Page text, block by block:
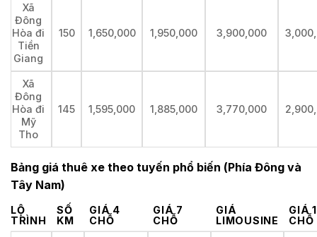
Xã
Đông
Hòa đi
Tiền
Giang
150 1,650,000 1,950,000 3,900,000
Xã
Đông
Hòa đi
Mỹ
Tho
145 1,595,000 1,885,000 3,770,000
Bảng giá thuê xe theo tuyến phổ biến (Phía Đông và
Tây Nam)
LỘ
TRÌNH
SỐ
KM
GIÁ 4
CHỖ
GIÁ 7
CHỖ
GIÁ
LIMOUSINE
GIÁ
CHỖ